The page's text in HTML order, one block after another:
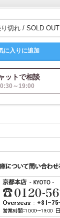
切れ / SOLD OUT
ットで相談
～19:00